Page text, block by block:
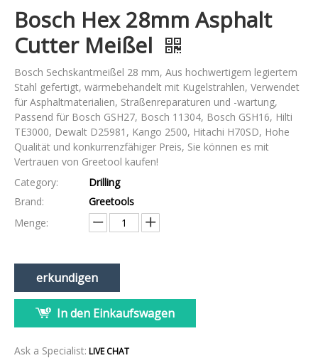
Bosch Hex 28mm Asphalt
Cutter Meißel
Bosch Sechskantmeißel 28 mm, Aus hochwertigem legiertem
Stahl gefertigt, wärmebehandelt mit Kugelstrahlen, Verwendet
für Asphaltmaterialien, Straßenreparaturen und -wartung,
Passend für Bosch GSH27, Bosch 11304, Bosch GSH16, Hilti
TE3000, Dewalt D25981, Kango 2500, Hitachi H70SD, Hohe
Qualität und konkurrenzfähiger Preis, Sie können es mit
Vertrauen von Greetool kaufen!
Category:
Drilling
Brand:
Greetools
Menge:
erkundigen
In den Einkaufswagen
Ask a Specialist: LIVE CHAT